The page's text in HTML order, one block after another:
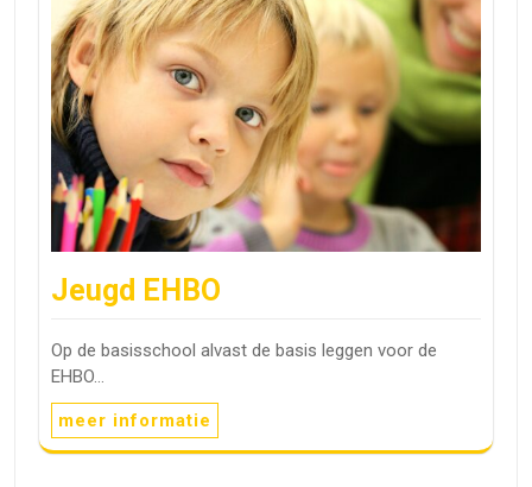
Jeugd EHBO
Op de basisschool alvast de basis leggen voor de
EHBO…
meer informatie